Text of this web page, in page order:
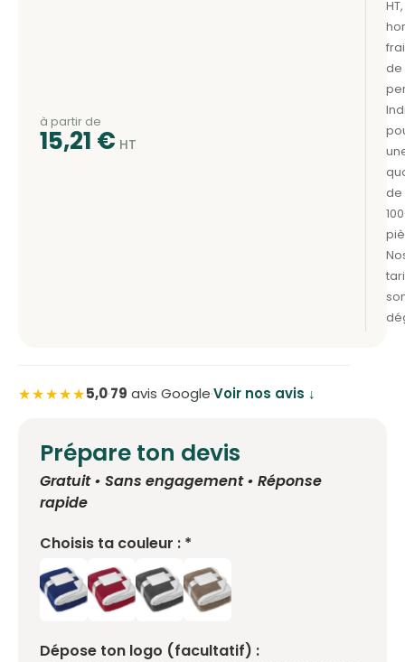
à partir de
15,21 €
★★★★★5,0·79 avis Google·Voir nos avis ↓
Prépare ton devis
Gratuit • Sans engagement • Réponse
rapide
Choisis ta couleur : *
Dépose ton logo (facultatif) :